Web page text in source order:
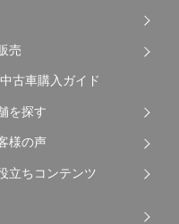
売
中古車購入ガイド
を探す
様の声
立ちコンテンツ